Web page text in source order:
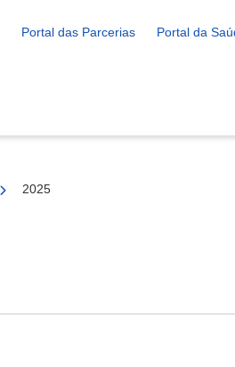
Portal das Parcerias Portal da
2025